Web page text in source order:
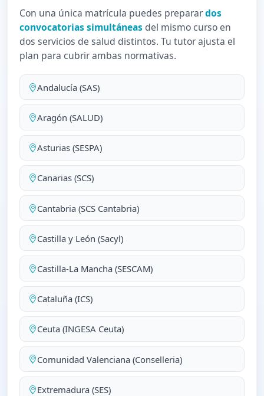
Con una única matrícula puedes preparardos
convocatorias simultáneas del mismo curso en
dos servicios de salud distintos. Tu tutor ajusta el
plan para cubrir ambas normativas.
Andalucía (SAS)
Aragón (SALUD)
Asturias (SESPA)
Canarias (SCS)
Cantabria (SCS Cantabria)
Castilla y León (Sacyl)
Castilla-La Mancha (SESCAM)
Cataluña (ICS)
Ceuta (INGESA Ceuta)
Comunidad Valenciana (Conselleria)
Extremadura (SES)